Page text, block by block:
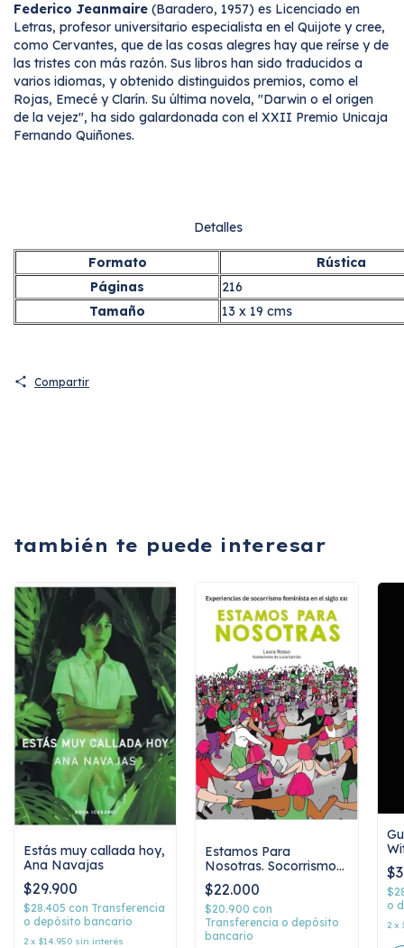
Federico Jeanmaire (Baradero, 1957) es Licenciado en
Letras, profesor universitario especialista en el Quijote y cree,
como Cervantes, que de las cosas alegres hay que reírse y de
las tristes con más razón. Sus libros han sido traducidos a
varios idiomas, y obtenido distinguidos premios, como el
Rojas, Emecé y Clarín. Su última novela, "Darwin o el origen
de la vejez", ha sido galardonada con el XXII Premio Unicaja
Fernando Quiñones.
Detalles
Formato
Rústica
Páginas
216
Tamaño
13 x 19 cms
Compartir
también te puede interesar
Estás muy callada hoy,
Ana Navajas
$29.900
$28.405 con Transferencia
o depósito bancario
2 x $14.950 sin interés
Estamos Para
Nosotras. Socorrismo
Feminista Siglo XXI,
Laura Rosso
$22.000
$20.900con
Transferencia o depósito
bancario
o
2 x